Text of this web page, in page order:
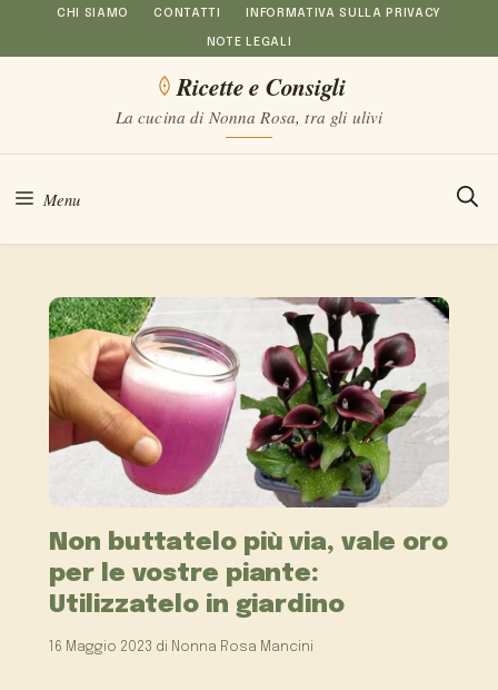
al
CHI SIAMO CONTATTI INFORMATIVA SULLA PRIVACY
NOTE LEGALI
Ricette e Consigli
La cucina di Nonna Rosa, tra gli ulivi
Menu
Non buttatelo più via, vale oro
per le vostre piante:
Utilizzatelo in giardino
16 Maggio 2023 di Nonna Rosa Mancini